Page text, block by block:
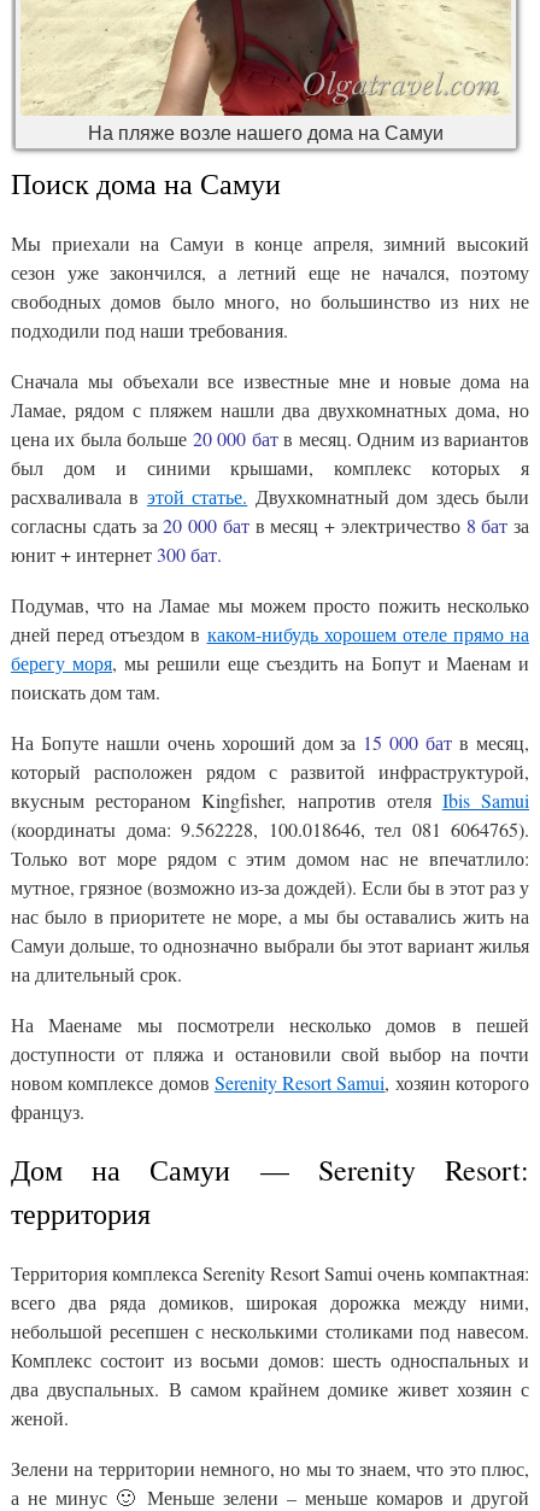
На пляже возле нашего дома на Самуи
Поиск дома на Самуи
Мы приехали на Самуи в конце апреля, зимний высокий
сезон уже закончился, а летний еще не начался, поэтому
свободных домов было много, но большинство из них не
подходили под наши требования.
Сначала мы объехали все известные мне и новые дома на
Ламае, рядом с пляжем нашли два двухкомнатных дома, но
цена их была больше 20 000 батв месяц. Одним из вариантов
был дом и синими крышами, комплекс которых я
расхваливала в этой статье. Двухкомнатный дом здесь были
согласны сдать за20 000 батв месяц + электричество 8 бат за
юнит + интернет 300 бат.
Подумав, что на Ламае мы можем просто пожить несколько
дней перед отъездом в каком-нибудь хорошем отеле прямо на
берегу моря, мы решили еще съездить на Бопут и Маенам и
поискать дом там.
На Бопуте нашли очень хороший дом за 15 000 бат в месяц,
который расположен рядом с развитой инфраструктурой,
вкусным рестораном Kingfisher, напротив отеля Ibis Samui
(координаты дома: 9.562228, 100.018646, тел 081 6064765).
Только вот море рядом с этим домом нас не впечатлило:
мутное, грязное (возможно из-за дождей). Если бы в этот раз у
нас было в приоритете не море, а мы бы оставались жить на
Самуи дольше, то однозначно выбрали бы этот вариант жилья
на длительный срок.
На Маенаме мы посмотрели несколько домов в пешей
доступности от пляжа и остановили свой выбор на почти
новом комплексе домов Serenity Resort Samui, хозяин которого
француз.
Дом на Самуи — Serenity Resort:
территория
Территория комплекса Serenity Resort Samui очень компактная:
всего два ряда домиков, широкая дорожка между ними,
небольшой ресепшен с несколькими столиками под навесом.
Комплекс состоит из восьми домов: шесть односпальных и
два двуспальных. В самом крайнем домике живет хозяин с
женой.
Зелени на территории немного, но мы то знаем, что это плюс,
а не минус 🙂 Меньше зелени – меньше комаров и другой